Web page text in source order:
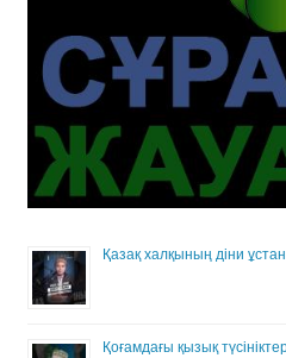
Қазақ халқының діни
Қоғамдағы қызық